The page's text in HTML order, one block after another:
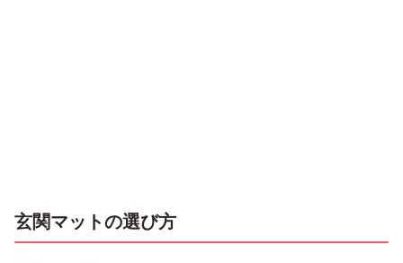
玄関マットの選び方